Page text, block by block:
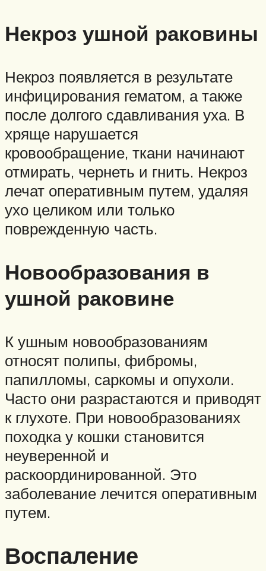
Некроз ушной раковины
Некроз появляется в результате
инфицирования гематом, а также
после долгого сдавливания уха. В
хряще нарушается
кровообращение, ткани начинают
отмирать, чернеть и гнить. Некроз
лечат оперативным путем, удаляя
ухо целиком или только
поврежденную часть.
Новообразования в
ушной раковине
К ушным новообразованиям
относят полипы, фибромы,
папилломы, саркомы и опухоли.
Часто они разрастаются и приводят
к глухоте. При новообразованиях
походка у кошки становится
неуверенной и
раскоординированной. Это
заболевание лечится оперативным
путем.
Воспаление